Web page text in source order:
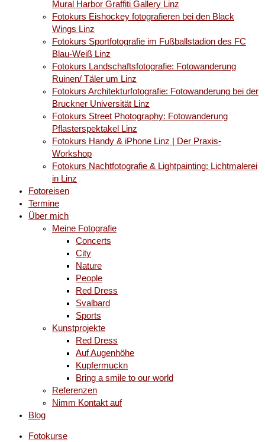
Mural Harbor Graffiti Gallery Linz
Fotokurs Eishockey fotografieren bei den Black
Wings Linz
Fotokurs Sportfotografie im Fußballstadion des FC
Blau-Weiß Linz
Fotokurs Landschaftsfotografie: Fotowanderung
Ruinen/ Täler um Linz
Fotokurs Architekturfotografie: Fotowanderung bei der
Bruckner Universität Linz
Fotokurs Street Photography: Fotowanderung
Pflasterspektakel Linz
Fotokurs Handy & iPhone Linz | Der Praxis-
Workshop
Fotokurs Nachtfotografie & Lightpainting: Lichtmalerei
in Linz
Fotoreisen
Termine
Über mich
Meine Fotografie
Concerts
City
Nature
People
Red Dress
Svalbard
Sports
Kunstprojekte
Red Dress
Auf Augenhöhe
Kupfermuckn
Bring a smile to our world
Referenzen
Nimm Kontakt auf
Blog
Fotokurse